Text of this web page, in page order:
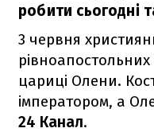
робити сьогодні
3 червня
цариці Олени.
імператором, а
24 Канал.